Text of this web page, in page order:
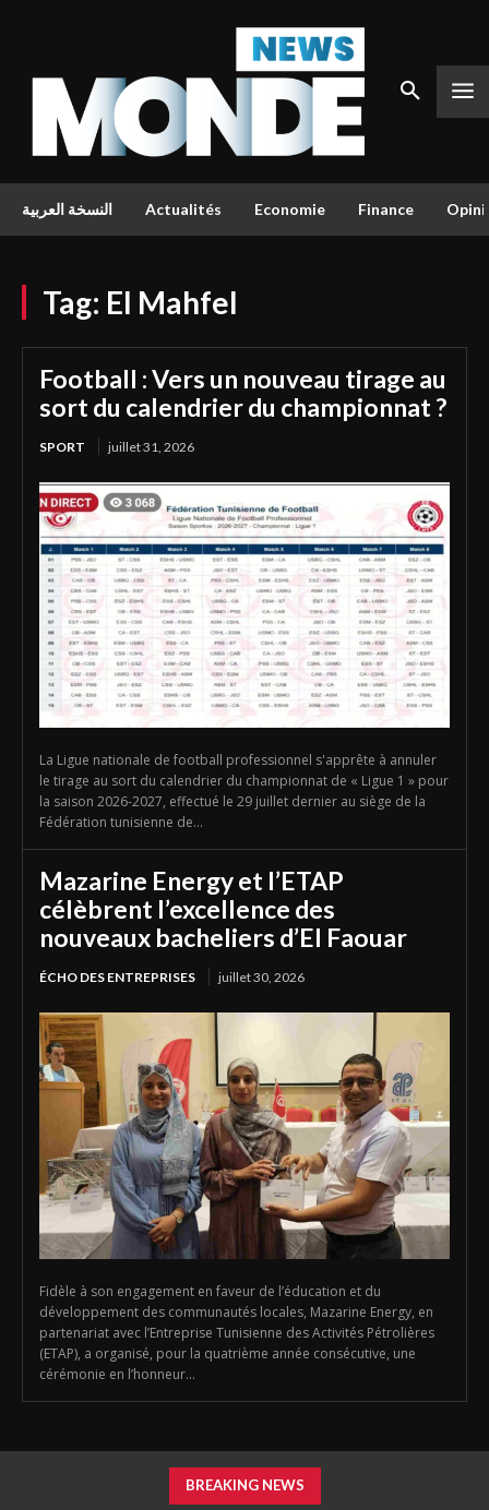
النسخة العربية Actualités Economie Finance
Tag: El Mahfel
Football : Vers un nouveau tirage au
sort du calendrier du championnat ?
SPORT juillet 31, 2026
La Ligue nationale de football professionnel s'apprête à annuler
le tirage au sort du calendrier du championnat de « Ligue 1 » pour
la saison 2026-2027, effectué le 29 juillet dernier au siège de la
Fédération tunisienne de...
Mazarine Energy et l’ETAP
célèbrent l’excellence des
nouveaux bacheliers d’El Faouar
ÉCHO DES ENTREPRISES juillet 30, 2026
Fidèle à son engagement en faveur de l’éducation et du
développement des communautés locales, Mazarine Energy, en
partenariat avec l’Entreprise Tunisienne des Activités Pétrolières
(ETAP), a organisé, pour la quatrième année consécutive, une
cérémonie en l’honneur...
BREAKING NEWS